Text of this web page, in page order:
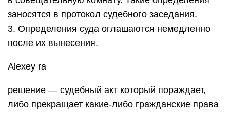
заносятся в протокол судебного заседания.
3. Определения суда оглашаются немедленно
после их вынесения.
Alexey ra
решение — судебный акт который пораждает,
либо прекращает какие-либо гражданские права